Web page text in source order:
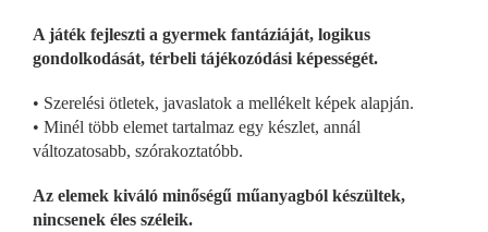
A játék fejleszti a gyermek fantáziáját, logikus
gondolkodását, térbeli tájékozódási képességét.
• Szerelési ötletek, javaslatok a mellékelt képek alapján.
• Minél több elemet tartalmaz egy készlet, annál
változatosabb, szórakoztatóbb.
Az elemek kiváló minőségű műanyagból készültek,
nincsenek éles széleik.